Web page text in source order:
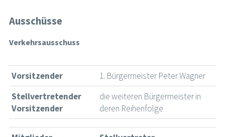
Ausschüsse
Verkehrsausschuss
Vorsitzender
1. Bürgermeister Peter Wagner
Stellvertretender
Vorsitzender
die weiteren Bürgermeister in
deren Reihenfolge